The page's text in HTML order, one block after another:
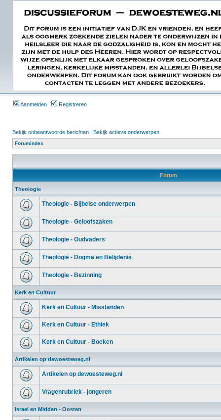
Aanmelden Registreren
Bekijk onbeantwoorde berichten | Bekijk actieve onderwerpen
Forumindex
Forum
Theologie
Theologie - Bijbelse onderwerpen
Theologie - Geloofszaken
Theologie - Oudvaders
Theologie - Dogma en Belijdenis
Theologie - Bezinning
Kerk en Cultuur
Kerk en Cultuur - Misstanden
Kerk en Cultuur - Ethiek
Kerk en Cultuur - Boeken
Artikelen op dewoesteweg.nl
Artikelen op dewoesteweg.nl
Vragenrubriek - jongeren
Israel en Midden - Oosten